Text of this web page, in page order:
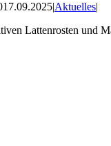
17.09.2025|Aktuelles|
Lattenrosten und